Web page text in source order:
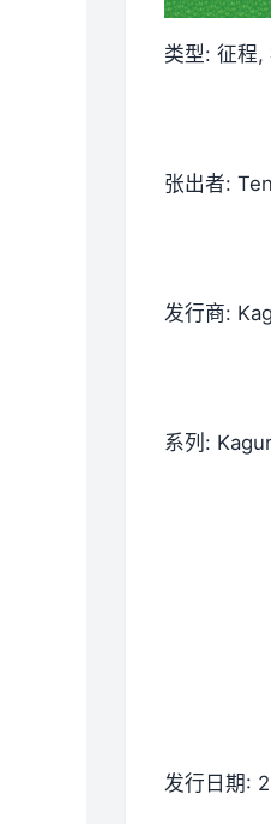
类型: 征程,
张出者:
发行商:
系列:
发行日期: